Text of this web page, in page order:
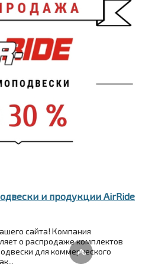
и продукции AirRide
сайта! Компания
о распродаже комплектов
для коммерческого